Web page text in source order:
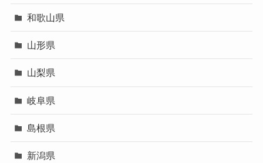
和歌山県
山形県
山梨県
岐阜県
島根県
新潟県